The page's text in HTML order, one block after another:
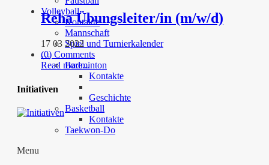
Volleyball
Kontakte
Mannschaft
Spiel und Turnierkalender
…
Badminton
Kontakte
Geschichte
Basketball
Kontakte
Taekwon-Do
Menu
Reha Übungsleiter/in (m/w/d)
17 03 2022
(0) Comments
Read more...
Initiativen